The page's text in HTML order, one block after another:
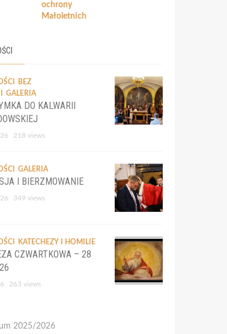
ochrony
Małoletnich
BEZ
GALERIA
DO KALWARII
218 views
GALERIA
I BIERZMOWANIE
349 views
KATECHEZY I HOMILIE
CZWARTKOWA – 28
263 views
2025/2026